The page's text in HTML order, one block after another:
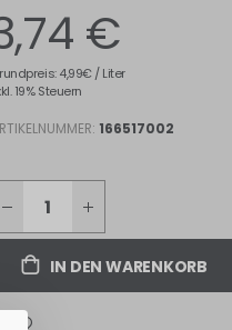
€
4,99€ / Liter
19% Steuern
166517002
IN DEN WARENKORB